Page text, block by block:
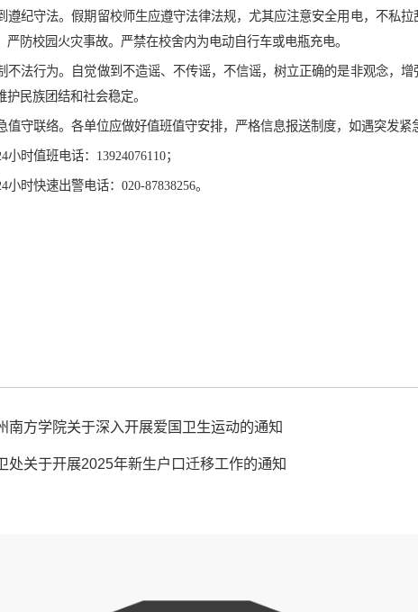
遵纪守法。假期留校师生应遵守法律法规，尤其应注意安全用电，不私
严防校园火灾事故。严禁在校舍内为电动自行车或电瓶充电。
不法行为。
自觉做到不造谣、不传谣，不信谣，树立正确的是非观念，
民族团结和社会稳定。
值守联络。 各单位应做好值班值守安排，严格信息报送制度，如遇突发紧
小时值班电话：13924076110；
小时快速出警电话：020-87838256。
南方学院关于深入开展爱国卫生运动的通知
处关于开展2025年新生户口迁移工作的通知